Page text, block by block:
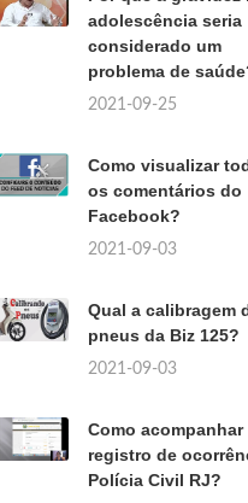
adolescência seria
considerado um
problema de
2021-09-25
Como visualizar
os comentários do
Facebook?
2021-09-03
Qual a calibragem
pneus da Biz 125?
2021-09-03
Como acompanhar
registro de
Polícia Civil RJ?